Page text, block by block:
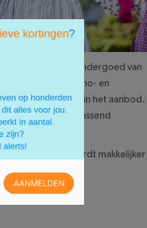
terecht voor ondergoed van
voor mooie thermo- en
niet ontbreken in het aanbod.
elk gezinslid passend
duurzaam en wordt makkelijker
×